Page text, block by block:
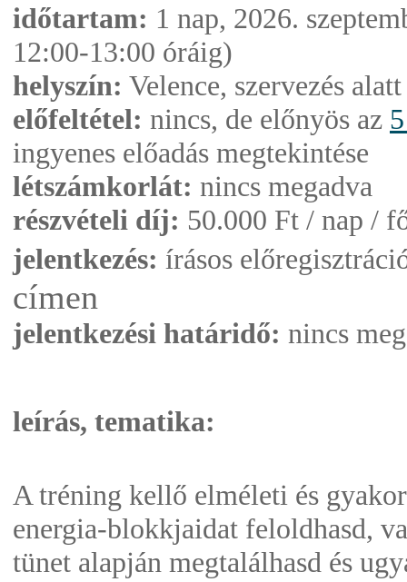
időtartam: 1 nap, 2026.
12:00-13:00 óráig)
helyszín: Velence, szervezés alatt
előfeltétel: nincs, de előnyös az
ingyenes előadás megtekintése
létszámkorlát: nincs megadva
részvételi díj: 50.000 Ft / nap /
jelentkezés: írásos
címen
jelentkezési határidő: nincs
leírás, tematika:
A tréning kellő elméleti és
energia-blokkjaidat feloldhasd,
tünet alapján megtalálhasd és